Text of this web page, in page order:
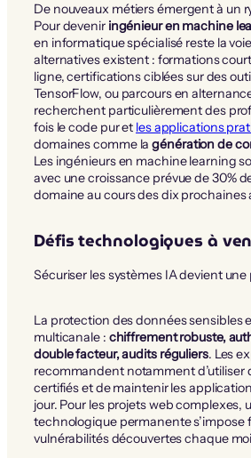
De nouveaux métiers émergent à un
Pour devenir ingénieur en machine
en informatique spécialisé reste la
alternatives existent : formations
ligne, certifications ciblées sur des
TensorFlow, ou parcours en
recherchent particulièrement des
fois le code pur et les applications
domaines comme lagénération de
Les ingénieurs en machine learning
avec une croissance prévue de 30%
domaine au cours des dix prochaines
Défis technologiques à
Sécuriser les systèmes IA devient une
La protection des données sensibles
multicanale : chiffrement robuste,
double facteur, audits réguliers. Les
recommandent notamment d’utiliser
certifiés et de maintenir les
jour. Pour les projets web complexes,
technologique permanente s’impose
vulnérabilités découvertes chaque